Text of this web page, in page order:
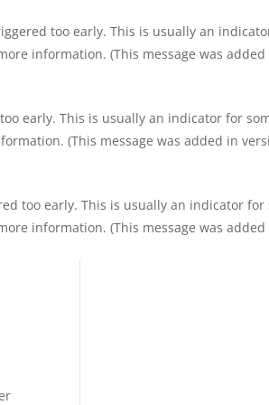
too early. This is usually an
information. (This message was
early. This is usually an indicator for
(This message was added in
too early. This is usually an indicator for
information. (This message was